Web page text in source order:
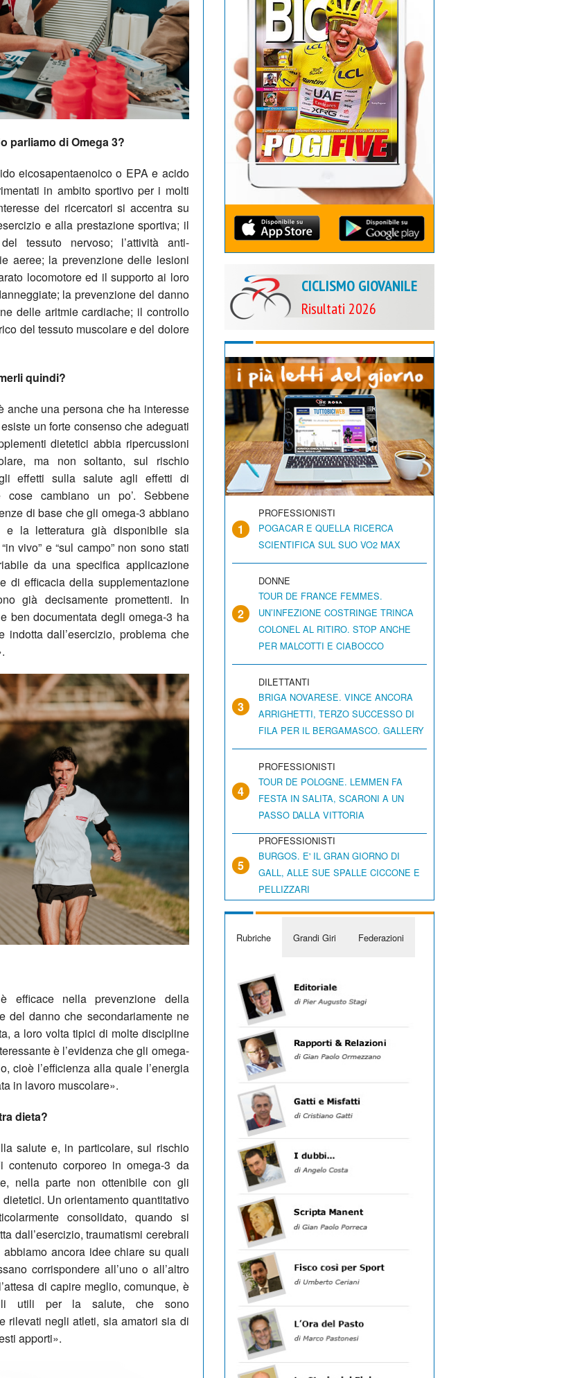
parliamo di Omega 3?
eicosapentaenoico o EPA e acido
in ambito sportivo per i molti
dei ricercatori si accentra su
e alla prestazione sportiva; il
tessuto nervoso; l’attività anti-
aeree; la prevenzione delle lesioni
locomotore ed il supporto ai loro
la prevenzione del danno
delle aritmie cardiache; il controllo
del tessuto muscolare e del dolore
quindi?
anche una persona che ha interesse
un forte consenso che adeguati
dietetici abbia ripercussioni
ma non soltanto, sul rischio
effetti sulla salute agli effetti di
cose cambiano un po’. Sebbene
di base che gli omega-3 abbiano
e la letteratura già disponibile sia
vivo” e “sul campo” non sono stati
da una specifica applicazione
di efficacia della supplementazione
già decisamente promettenti. In
ben documentata degli omega-3 ha
dall’esercizio, problema che
efficace nella prevenzione della
del danno che secondariamente ne
a loro volta tipici di molte discipline
è l’evidenza che gli omega-
cioè l’efficienza alla quale l’energia
in lavoro muscolare».
dieta?
salute e, in particolare, sul rischio
contenuto corporeo in omega-3 da
nella parte non ottenibile con gli
Un orientamento quantitativo
consolidato, quando si
dall’esercizio, traumatismi cerebrali
ancora idee chiare su quali
corrispondere all’uno o all’altro
di capire meglio, comunque, è
utili per la salute, che sono
rilevati negli atleti, sia amatori sia di
apporti».
CICLISMO GIOVANILE
Risultati 2026
1
PROFESSIONISTI
POGACAR E QUELLA RICERCA
SCIENTIFICA SUL SUO VO2 MAX
2
DONNE
TOUR DE FRANCE FEMMES.
UN’INFEZIONE COSTRINGE TRINCA
COLONEL AL RITIRO. STOP ANCHE
PER MALCOTTI E CIABOCCO
3
DILETTANTI
BRIGA NOVARESE. VINCE ANCORA
ARRIGHETTI, TERZO SUCCESSO DI
FILA PER IL BERGAMASCO. GALLERY
4
PROFESSIONISTI
TOUR DE POLOGNE. LEMMEN FA
FESTA IN SALITA, SCARONI A UN
PASSO DALLA VITTORIA
5
PROFESSIONISTI
BURGOS. E' IL GRAN GIORNO DI
GALL, ALLE SUE SPALLE CICCONE E
PELLIZZARI
Rubriche Grandi Giri Federazioni